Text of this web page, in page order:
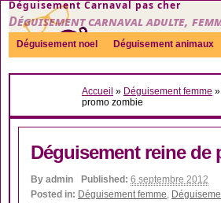
Déguisement Carnaval pas cher
Déguisement carnaval adulte,
Déguisement noel Déguisement animaux
Sexy Déguisement couple
Accueil » Déguisement femme »
promo zombie
Déguisement reine de
By admin Published: 6 septembre 2012
Posted in: Déguisement femme,